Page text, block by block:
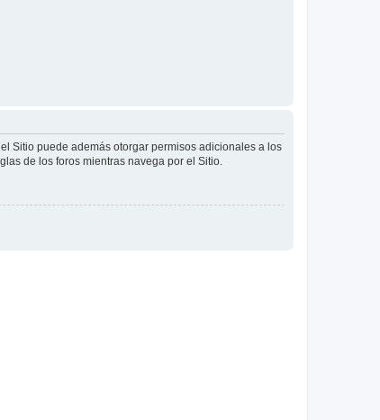
Sitio puede además otorgar permisos adicionales a los
de los foros mientras navega por el Sitio.